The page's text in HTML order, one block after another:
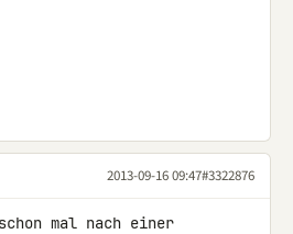
2013-09-16 09:47#3322876
mal nach einer